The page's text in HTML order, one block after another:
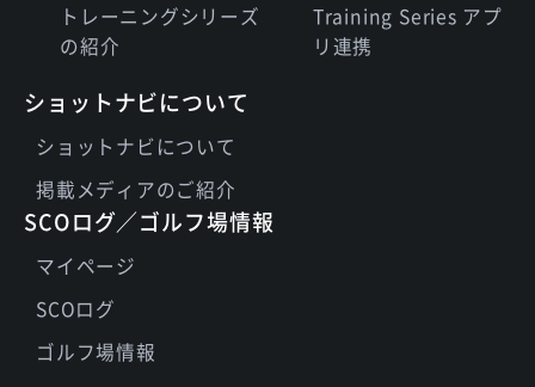
トレーニングシリーズ
の紹介
Training Series アプ
リ連携
ショットナビについて
ショットナビについて
掲載メディアのご紹介
SCOログ／ゴルフ場情報
マイページ
SCOログ
ゴルフ場情報